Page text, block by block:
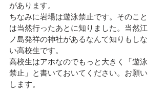
があります。
ちなみに岩場は遊泳禁止です。そのこと
は当然行ったあとに知りました。当然江
ノ島発祥の神社があるなんて知りもしな
い高校生です。
高校生はアホなのでもっと大きく「遊泳
禁止」と書いておいてください。お願い
します。